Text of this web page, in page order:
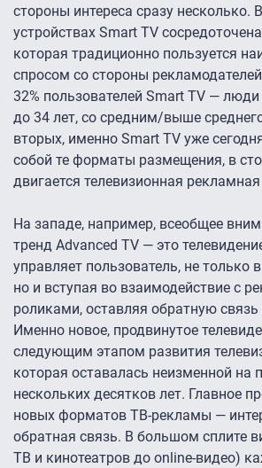
стороны интереса сразу несколько.
устройствах Smart TV
которая традиционно пользуется
спросом со стороны
32% пользователей Smart TV — люди
до 34 лет, со средним/выше
вторых, именно Smart TV уже
собой те форматы размещения, в
двигается телевизионная
На западе, например, всеобщее
тренд Advanced TV — это
управляет пользователь, не только
но и вступая во взаимодействие с
роликами, оставляя обратную
Именно новое, продвинутое
следующим этапом развития
которая оставалась неизменной на
нескольких десятков лет. Главное
новых форматов ТВ-рекламы —
обратная связь. В большом сплите
ТВ и кинотеатров до online-видео)